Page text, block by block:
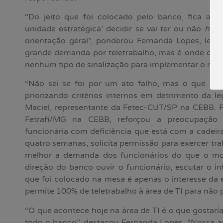
“Do jeito que foi colocado pelo banco, fica a
unidade estratégica’ decidir se vai ter ou não
orientação geral”, ponderou Fernanda Lopes,
grande demanda por teletrabalho, mas é onde os
nenhum tipo de sinalização para implementar o
“Não sei se foi por um ato falho, mas o que o
priorizando critérios internos em detrimento da
Maciel, representante da Fetec-CUT/SP na CEBB.
Fetrafi/MG na CEBB, reforçou a
funcionária com deficiência que está com a
quatro semanas, solicita permissão para exercer
melhor a demanda dos funcionários do que o
direção do banco ouvir o funcionário, escutar o
que foi colocado na mesa é apenas o interesse
permite 100% de teletrabalho à área de TI para não
“O que acontece hoje na área de TI é o que